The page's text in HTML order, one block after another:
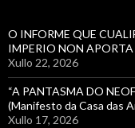
O INFORME QUE
IMPERIO NON APORTA
Xullo 22, 2026
“A PANTASMA DO
(Manifesto da Casa das
Xullo 17, 2026